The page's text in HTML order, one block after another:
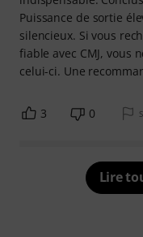
Puissance de sortie
silencieux. Si vous
fiable avec CMJ, vous
celui-ci. Une
3 0
Lire